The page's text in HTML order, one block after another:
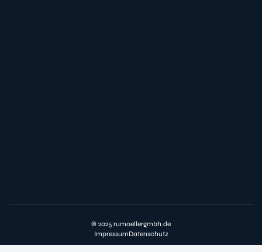
© 2025 rumoellergmbh.de
ImpressumDatenschutz